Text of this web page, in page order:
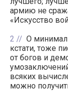
армию не
«Искусство
2
О
кстати, тоже
от богов и
всяких
можно